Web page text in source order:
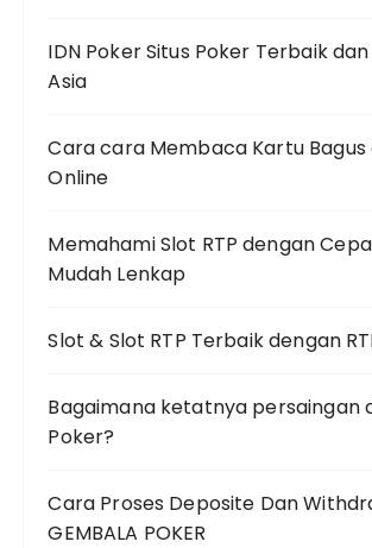
IDN Poker Situs Poker Terbaik
Asia
Cara cara Membaca Kartu Bagus
Online
Memahami Slot RTP dengan
Mudah Lenkap
Slot & Slot RTP Terbaik dengan
Bagaimana ketatnya persaingan
Poker?
Cara Proses Deposite Dan
GEMBALA POKER